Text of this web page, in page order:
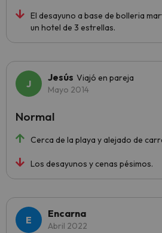
El desayuno a base de bolleria
un hotel de 3 estrellas.
Jesús Viajó en pareja
Mayo 2014
Cerca de la playa y alejado de
Los desayunos y cenas pésimos.
Normal
Encarna
Abril 2022